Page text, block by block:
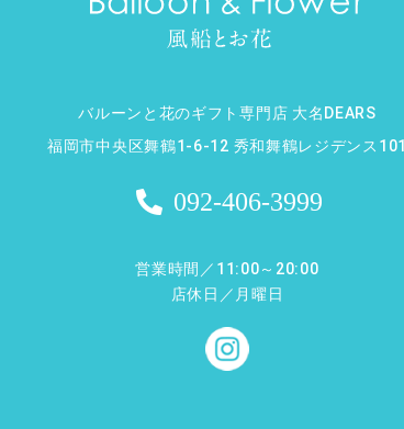
バルーンと花のギフト専門店 大名DEARS
福岡市中央区舞鶴1-6-12 秀和舞鶴レジデンス101
092-406-3999
営業時間／11:00～20:00
店休日／月曜日